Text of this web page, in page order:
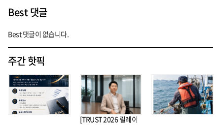
Best 댓글
Best 댓글이 없습니다.
주간 핫픽
[TRUST 2026 릴레이